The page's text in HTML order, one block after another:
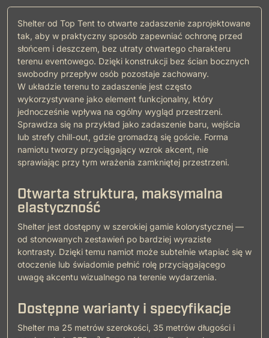
Shelter od Top Tent to otwarte zadaszenie zaprojektowane
tak, aby w praktyczny sposób zapewniać ochronę przed
słońcem i deszczem, bez utraty otwartego charakteru
terenu eventowego. Dzięki konstrukcji bez ścian bocznych
swobodny przepływ osób pozostaje zachowany.
W układzie terenu to zadaszenie jest często
wykorzystywane jako element funkcjonalny, który
jednocześnie wpływa na ogólny wygląd przestrzeni.
Sprawdza się na przykład jako zadaszenie baru, wejścia
lub strefy chill-out, gdzie gromadzą się goście. Forma
namiotu tworzy przyciągający wzrok akcent, nie
sprawiając przy tym wrażenia zamkniętej przestrzeni.
Otwarta struktura, maksymalna
elastyczność
Shelter jest dostępny w szerokiej gamie kolorystycznej —
od stonowanych zestawień po bardziej wyraziste
kontrasty. Dzięki temu namiot może subtelnie wtapiać się w
otoczenie lub świadomie pełnić rolę przyciągającego
uwagę akcentu wizualnego na terenie wydarzenia.
Dostępne warianty i specyfikacje
Shelter ma 25 metrów szerokości, 35 metrów długości i